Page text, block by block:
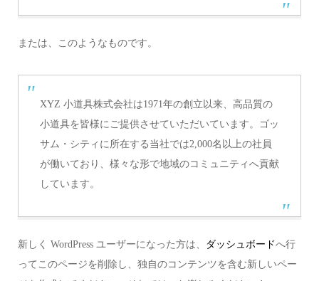
または、このようなものです。
XYZ 小道具株式会社は1971年の創立以来、高品質の
小道具を皆様にご提供させていただいています。ゴッ
サム・シティに所在する当社では2,000名以上の社員
が働いており、様々な形で地域のコミュニティへ貢献
しています。
新しく WordPress ユーザーになった方は、 ダッシュボードへ行
ってこのページを削除し、独自のコンテンツを含む新しいペー